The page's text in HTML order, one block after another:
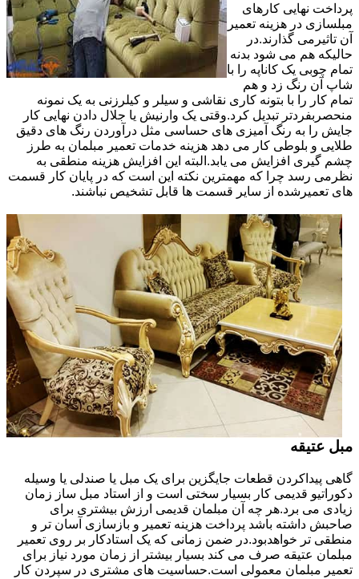
پرداخت نهایی کارهای
مبلسازی در هزینه تعمیر
آن تاثیرمی گذارند.در
حالیکه هم می شود بدنه
تمام چوبی یک کاناپه را با
شاپ آن رنگ زد و هم
تمام کار را با بتونه کاری نقاشی و سیلر و کیلرزنی به یک نمونه
منحصربفردتر تبدیل کرد.وقتی یک وارنیش یا جلال دادن نهایی کار
جایش را به رنگ آمیزی های حساسی مثل درآوردن رنگ های دقیق
طلایی و بلوطی کار می دهد هزینه خدمات تعمیر مبلمان به طرز
چشم گیری افزایش می یابد.البته این افزایش هزینه منطقی به
نظرمی رسد چرا که مهمترین نکته این است که در پایان کار قسمت
های تعمیرشده از سایر قسمت ها قابل تشخیص نباشند.
مبل عتیقه
گاهی پیداکردن قطعات جایگزین برای یک مبل یا صندلی یا وسیله
دکوراتیو قدیمی کار بسیار سختی است و از استاد مبل ساز زمان
زیادی می برد.هر چه آن مبلمان قدیمی ارزش بیشتری برای
صاحبش داشته باشد پرداخت هزینه تعمیر و بازسازی آسان تر و
منطقی تر خواهدبود.در ضمن زمانی که یک استادکار بر روی تعمیر
مبلمان عتیقه صرف می کند بسیار بیشتر از زمان مورد نیاز برای
تعمیر مبلمان معمولی است.حساسیت های مشتری در سپردن کار